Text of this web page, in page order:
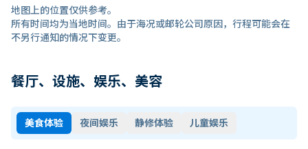
地图上的位置仅供参考。
所有时间均为当地时间。由于海况或邮轮公司原因，行程可能会在
不另行通知的情况下变更。
餐厅、设施、娱乐、美容
美食体验 夜间娱乐 静修体验 儿童娱乐